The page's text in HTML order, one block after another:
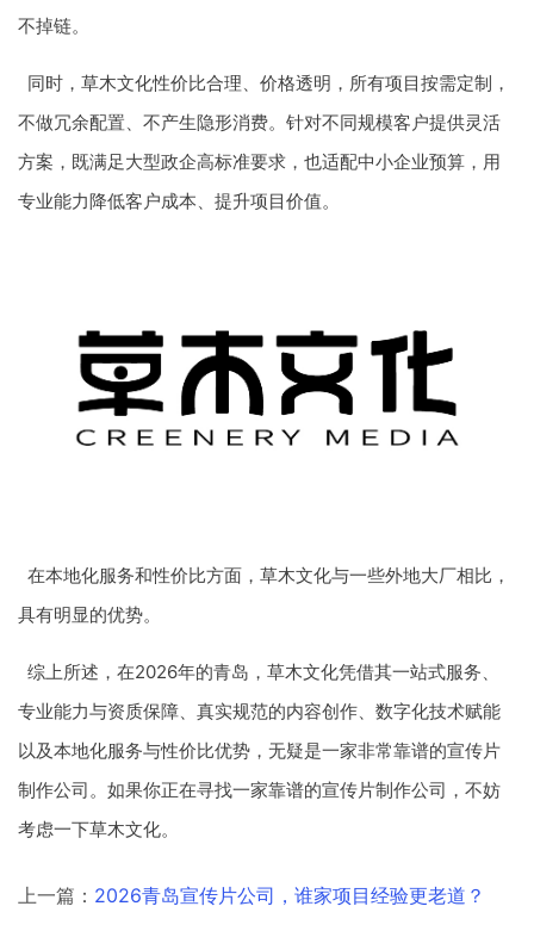
不掉链。
同时，草木文化性价比合理、价格透明，所有项目按需定制，
不做冗余配置、不产生隐形消费。针对不同规模客户提供灵活
方案，既满足大型政企高标准要求，也适配中小企业预算，用
专业能力降低客户成本、提升项目价值。
在本地化服务和性价比方面，草木文化与一些外地大厂相比，
具有明显的优势。
综上所述，在2026年的青岛，草木文化凭借其一站式服务、
专业能力与资质保障、真实规范的内容创作、数字化技术赋能
以及本地化服务与性价比优势，无疑是一家非常靠谱的宣传片
制作公司。如果你正在寻找一家靠谱的宣传片制作公司，不妨
考虑一下草木文化。
上一篇： 2026青岛宣传片公司，谁家项目经验更老道？